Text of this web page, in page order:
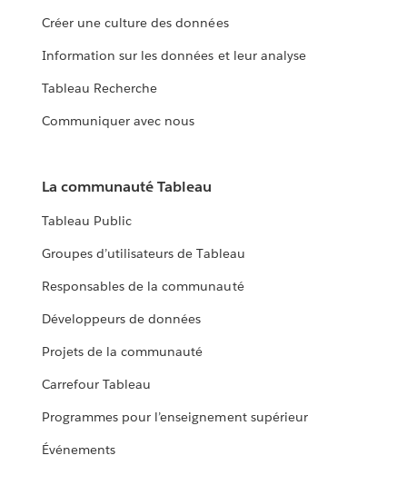
Créer une culture des données
Information sur les données et leur analyse
Tableau Recherche
Communiquer avec nous
La communauté Tableau
Tableau Public
Groupes d’utilisateurs de Tableau
Responsables de la communauté
Développeurs de données
Projets de la communauté
Carrefour Tableau
Programmes pour l’enseignement supérieur
Événements